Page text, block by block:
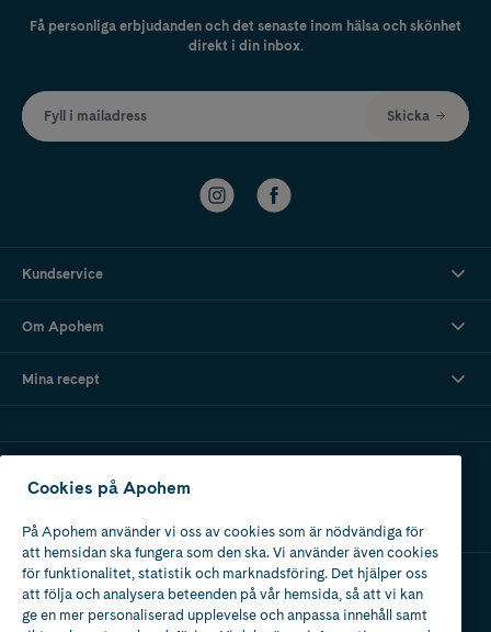
Få personliga erbjudanden och det senaste inom hälsa och skönhet
direkt i din inbox.
Fyll i mailadress Skicka
Kundservice
Om Apohem
Mina recept
Apotek med tillstånd
av Läkemedelsverket
Cookies på Apohem
På Apohem använder vi oss av cookies som är nödvändiga för
att hemsidan ska fungera som den ska. Vi använder även cookies
för funktionalitet, statistik och marknadsföring. Det hjälper oss
att följa och analysera beteenden på vår hemsida, så att vi kan
ge en mer personaliserad upplevelse och anpassa innehåll samt